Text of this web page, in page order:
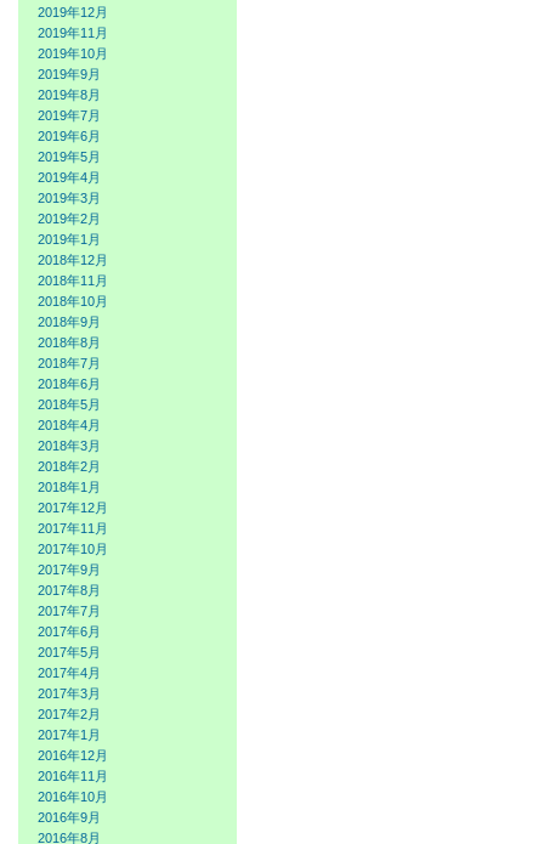
2019年12月
2019年11月
2019年10月
2019年9月
2019年8月
2019年7月
2019年6月
2019年5月
2019年4月
2019年3月
2019年2月
2019年1月
2018年12月
2018年11月
2018年10月
2018年9月
2018年8月
2018年7月
2018年6月
2018年5月
2018年4月
2018年3月
2018年2月
2018年1月
2017年12月
2017年11月
2017年10月
2017年9月
2017年8月
2017年7月
2017年6月
2017年5月
2017年4月
2017年3月
2017年2月
2017年1月
2016年12月
2016年11月
2016年10月
2016年9月
2016年8月